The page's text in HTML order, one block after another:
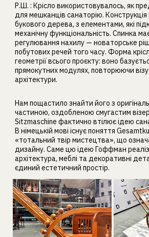
Р.Ш. : Крісло використовувалось, як
для мешканців санаторію.
букового дерева, з елементами, які
механічну функціональність. Спинка
регулювання нахилу — новаторське
побутових речей того часу. Форма
геометрії всього проєкту: воно
прямокутних модулях, повторюючи
архітектури.
Нам пощастило знайти його з
частиною, оздобленою смугастим
Sitzmaschine фактично втілює ідею
В німецькій мові існує поняття
«тотальний твір мистецтва», що
дизайну. Саме цю ідею Гоффман
архітектура, меблі та декоративні
єдиний естетичний простір.